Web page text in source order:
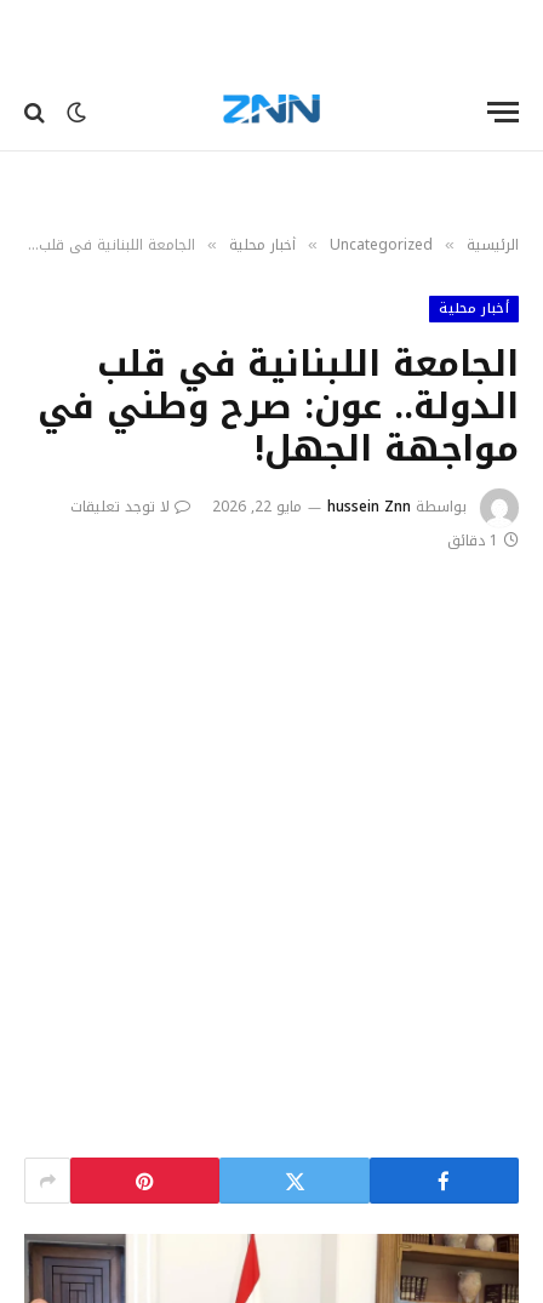
الرئيسية »
Uncategorized
» أخبار محلية » الجامعة اللبنانية في قلب الدولة.. عون: صرح وطني في مواجهة الجهل!
أخبار محلية
الجامعة اللبنانية في قلب
الدولة.. عون: صرح وطني في
مواجهة الجهل!
بواسطة hussein Znn مايو 22, 2026
لا توجد تعليقات
1 دقائق